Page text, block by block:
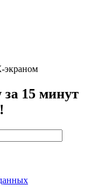
экраном
15 минут